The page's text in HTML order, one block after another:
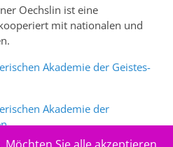
Oechslin ist eine
mit nationalen und
Akademie der Geistes-
Akademie der
.